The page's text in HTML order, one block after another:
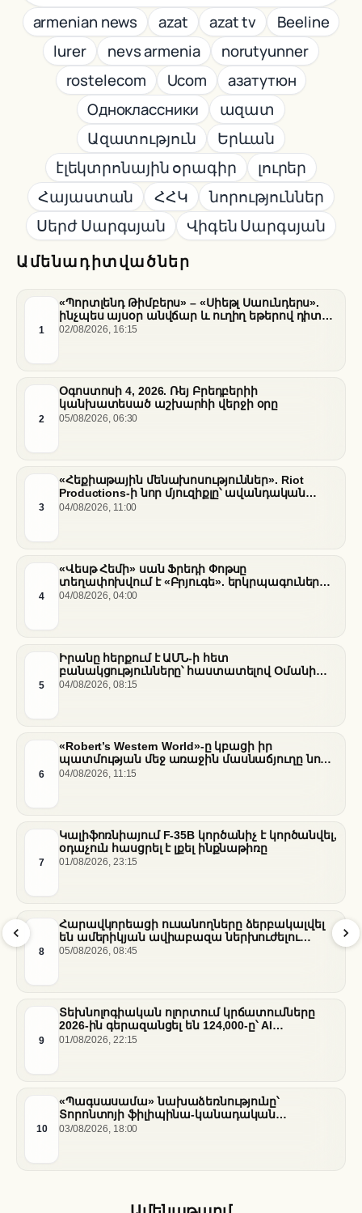
Ամենադիտվածներ
1
«Պորտլենդ Թիմբերս» – «Սիեթլ Սաունդերս».
ինչպես այսօր անվճար և ուղիղ եթերով դիտել
հանդիպումը
02/08/2026, 16:15
2
Օգոստոսի 4, 2026. Ռեյ Բրեդբերիի
կանխատեսած աշխարհի վերջի օրը
05/08/2026, 06:30
3
«Հեքիաթային մենախոսություններ». Riot
Productions-ի նոր մյուզիքլը՝ ավանդական
պատմությունների նոր վերաիմաստավորում
04/08/2026, 11:00
4
«Վեսթ Հեմի» սան Ֆրեդի Փոթսը
տեղափոխվում է «Բրյուգե». երկրպագուների
դժգոհությունը և ակումբի ռազմավարությունը
04/08/2026, 04:00
5
Իրանը հերքում է ԱՄՆ-ի հետ
բանակցությունները՝ հաստատելով Օմանի
միջնորդությամբ քննարկումները Հորմուզի
04/08/2026, 08:15
6
«Robert’s Western World»-ը կբացի իր
պատմության մեջ առաջին մասնաճյուղը նոր
«Nissan Stadium» մարզադաշտում
04/08/2026, 11:15
7
Կալիֆոռնիայում F-35B կործանիչ է կործանվել,
օդաչուն հասցրել է լքել ինքնաթիռը
01/08/2026, 23:15
8
Հարավկորեացի ուսանողները ձերբակալվել
են ամերիկյան ավիաբազա ներխուժելու
համար
05/08/2026, 08:45
9
Տեխնոլոգիական ոլորտում կրճատումները
2026-ին գերազանցել են 124,000-ը՝ AI
ենթակառուցվածքների վերաբաշխման ֆոնին
01/08/2026, 22:15
10
«Պագսասամա» նախաձեռնությունը՝
Տորոնտոյի ֆիլիպինա-կանադական
արվեստագետների համար
03/08/2026, 18:00
armenian news azat azat tv
Beeline
lurer
nevs armenia
norutyunner
rostelecom
Ucom
азатутюн
Одноклассники
ազատ
Ազատություն
Երևան
էլեկտրոնային օրագիր
լուրեր
Հայաստան
ՀՀԿ
նորություններ
Սերժ Սարգսյան
Վիգեն Սարգսյան